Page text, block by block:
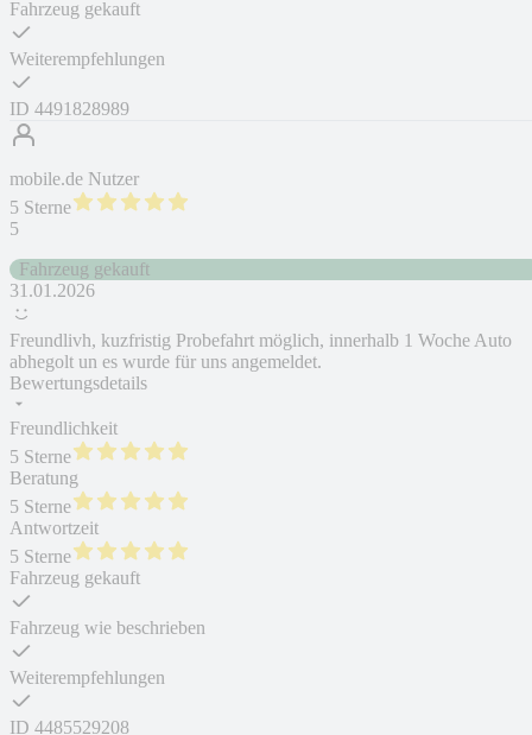
Fahrzeug gekauft
Weiterempfehlungen
ID 4491828989
mobile.de Nutzer
5 Sterne
5
Fahrzeug gekauft
31.01.2026
Freundlivh, kuzfristig Probefahrt möglich, innerhalb 1 Woche Auto
abhegolt un es wurde für uns angemeldet.
Bewertungsdetails
Freundlichkeit
5 Sterne
Beratung
5 Sterne
Antwortzeit
5 Sterne
Fahrzeug gekauft
Fahrzeug wie beschrieben
Weiterempfehlungen
ID 4485529208